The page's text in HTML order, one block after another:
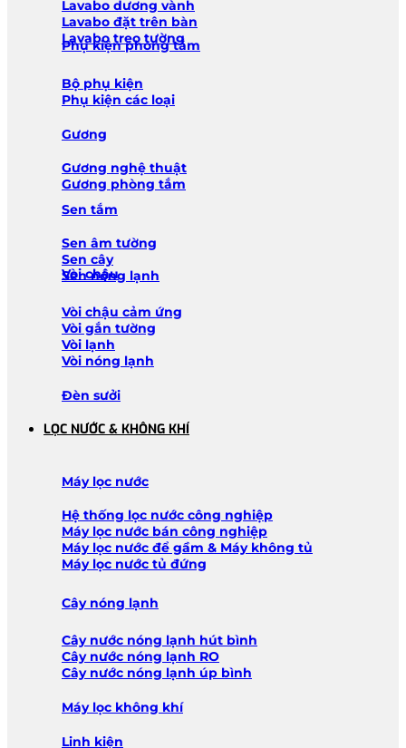
Lavabo dương vành
Lavabo đặt trên bàn
Lavabo treo tường
Phụ kiện phòng tắm
Bộ phụ kiện
Phụ kiện các loại
Gương
Gương nghệ thuật
Gương phòng tắm
Sen tắm
Sen âm tường
Sen cây
Sen nóng lạnh
Vòi chậu
Vòi chậu cảm ứng
Vòi gắn tường
Vòi lạnh
Vòi nóng lạnh
Đèn sưởi
LỌC NƯỚC & KHÔNG KHÍ
Máy lọc nước
Hệ thống lọc nước công nghiệp
Máy lọc nước bán công nghiệp
Máy lọc nước để gầm & Máy không tủ
Máy lọc nước tủ đứng
Cây nóng lạnh
Cây nước nóng lạnh hút bình
Cây nước nóng lạnh RO
Cây nước nóng lạnh úp bình
Máy lọc không khí
Linh kiện